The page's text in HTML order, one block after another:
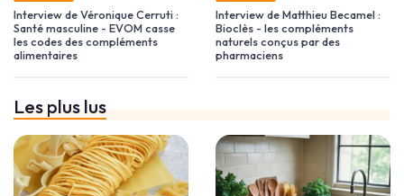
Interview de Véronique Cerruti :
Santé masculine - EVOM casse
les codes des compléments
alimentaires
Interview de Matthieu Becamel :
Bioclès - les compléments
naturels conçus par des
pharmaciens
Les plus lus